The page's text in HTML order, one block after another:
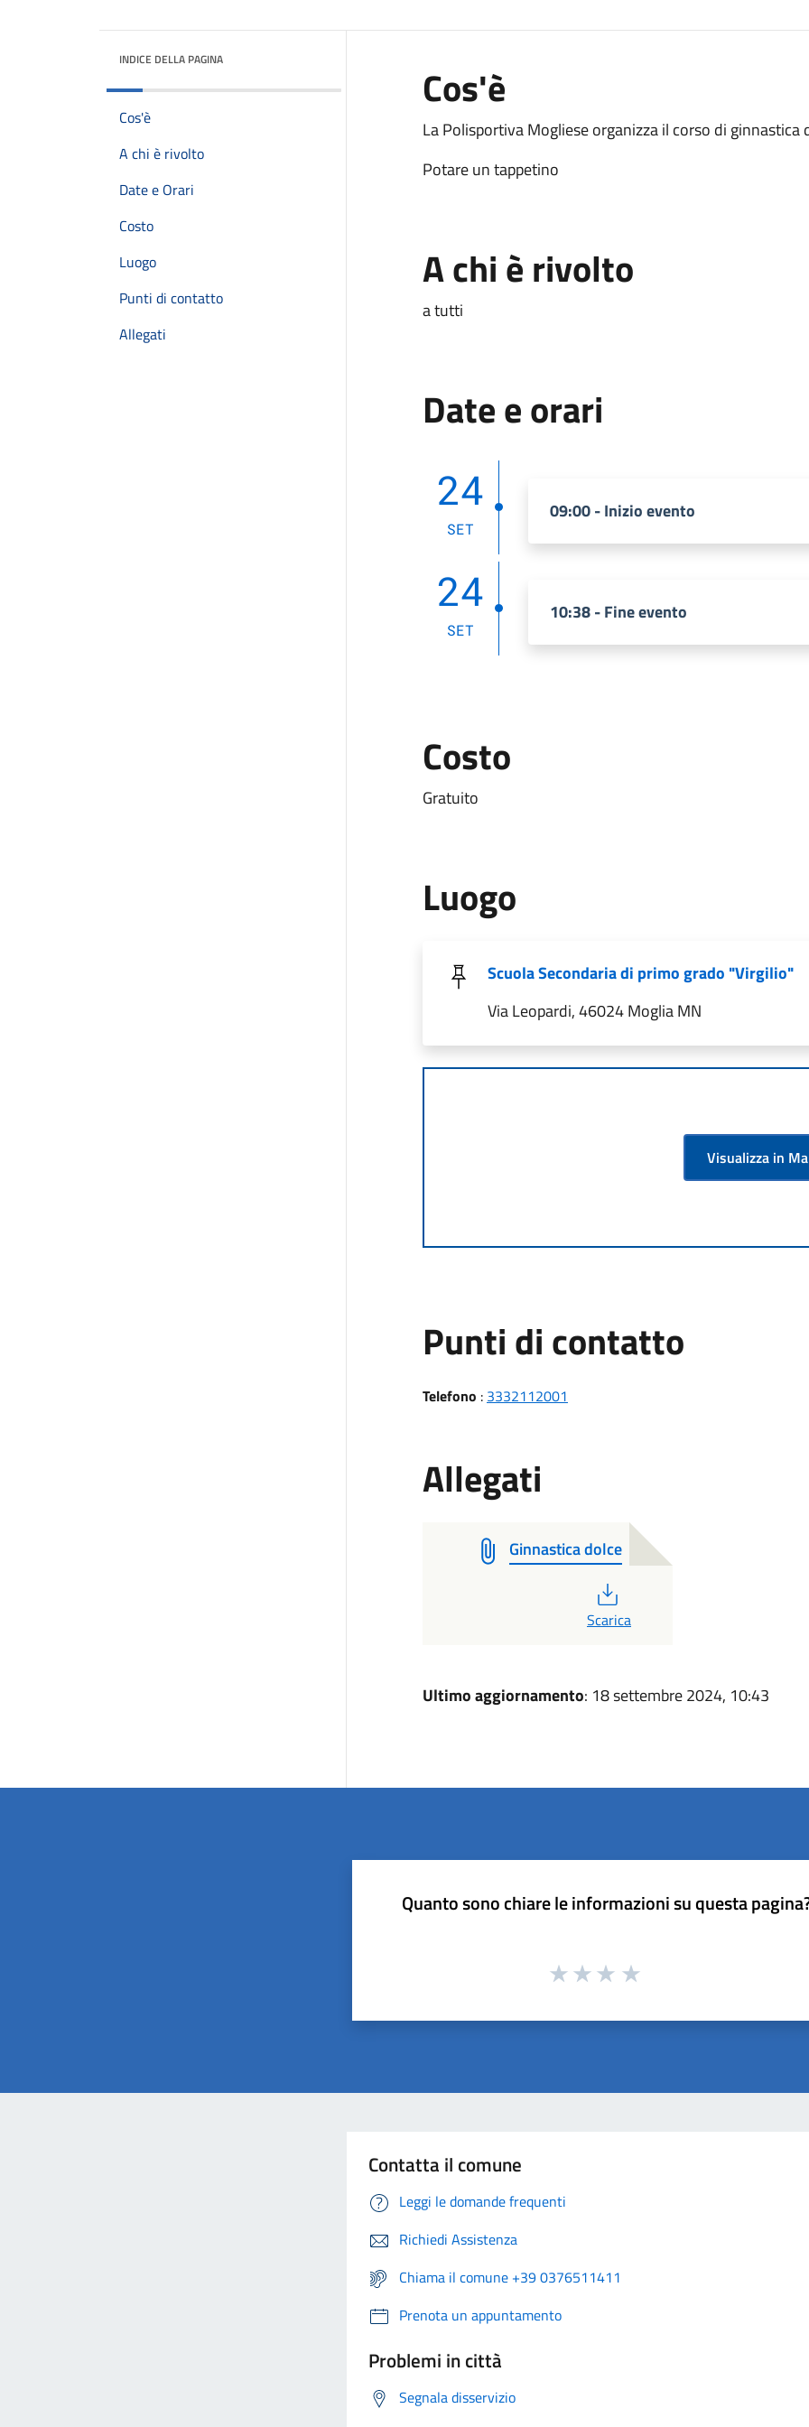
INDICE DELLA PAGINA
Cos'è
A chi è rivolto
Date e Orari
Costo
Luogo
Punti di contatto
Allegati
Cos'è
La Polisportiva Mogliese organizza il corso di
Potare un tappetino
A chi è rivolto
a tutti
Date e orari
24
SET
09:00 - Inizio evento
24
SET
10:38 - Fine evento
Costo
Gratuito
Luogo
Scuola Secondaria di primo grado "Virgilio"
Via Leopardi, 46024 Moglia MN
Visualizza in
Punti di contatto
Telefono : 3332112001
Allegati
Ginnastica dolce
Scarica
Ultimo aggiornamento: 18 settembre 2024, 10:43
Quanto sono chiare le informazioni su questa
Contatta il comune
Leggi le domande frequenti
Richiedi Assistenza
Chiama il comune +39 0376511411
Prenota un appuntamento
Problemi in città
Segnala disservizio